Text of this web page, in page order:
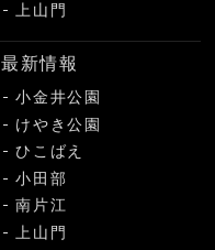
上山門
最新情報
小金井公園
けやき公園
ひこばえ
小田部
南片江
上山門